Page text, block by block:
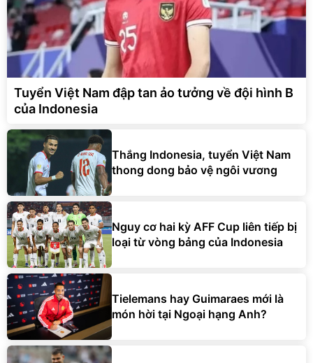
Tuyển Việt Nam đập tan ảo tưởng về đội hình B
của Indonesia
Thắng Indonesia, tuyển Việt Nam
thong dong bảo vệ ngôi vương
Nguy cơ hai kỳ AFF Cup liên tiếp bị
loại từ vòng bảng của Indonesia
Tielemans hay Guimaraes mới là
món hời tại Ngoại hạng Anh?